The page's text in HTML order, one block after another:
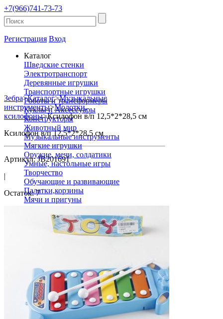
+7(966)741-73-73
Регистрация Вход
Каталог
Шведские стенки
Электротранспорт
Деревянные игрушки
Транспортные игрушки
Роботы и трансформеры
Куклы и Аксессуары
Конструкторы
Животный мир
Музыкальные инструменты
Мягкие игрушки
Оружие, мечи, солдатики
Умные, настольные игры
Творчество
Обучающие и развивающие
Палатки,корзины
Мячи и пригуны
Канцтовары
Спортивные и активные игры
Летний Ассортимент
Детская мебель
О магазине
Доставка и Оплата
Гарантия и возврат
Контакты
Зебра>Каталог>Музыкальные
инструменты>Молотки,
ксилофоны>Ксилофон в/п 12,5*2*28,5 см
Ксилофон в/п 12,5*2*28,5 см
Артикул: JB201691
|
Остаток: 7